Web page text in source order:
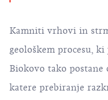
Kamniti vrhovi in
geološkem procesu,
Biokovo tako postane
katere prebiranje